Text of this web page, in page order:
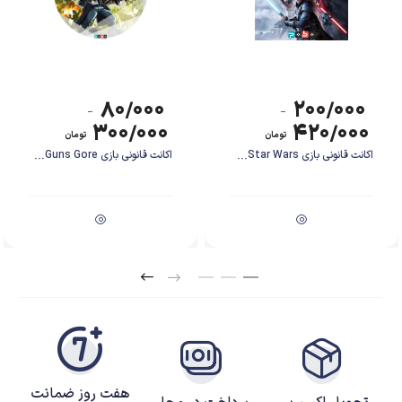
داستان بازی: مبارزه با جهش‌یافته‌ها
مرحله از بازی با چالش‌های جدید و دشمنان متنوع، شما را درگیر یک ماجراجویی
پرهیجان و پر از اکشن می‌کند.
۲۰۰/۰۰۰ –
۴۲۰/۰۰۰ تومان
اکانت قانونی بازی Star Wars...
۸۰/۰۰۰ –
۳۰۰/۰۰۰ تومان
اکانت قانونی بازی Guns Gore...
هفت روز ضمانت